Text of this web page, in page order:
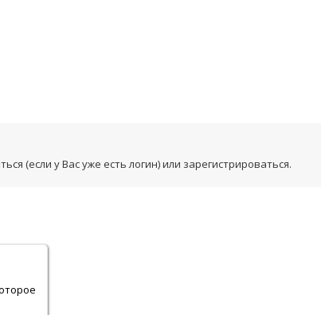
(если у Вас уже есть логин) или зарегистрироваться.